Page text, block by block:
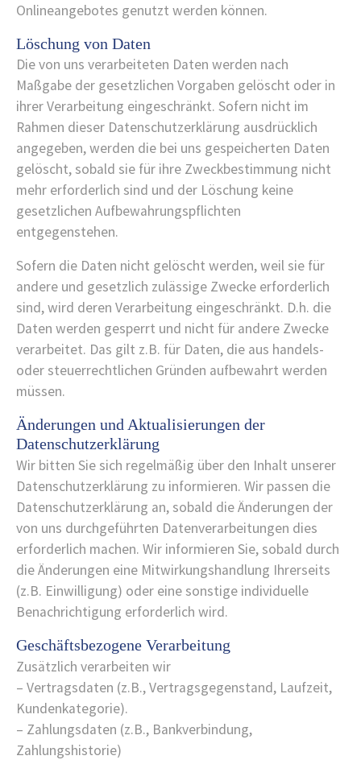
Onlineangebotes genutzt werden können.
Löschung von Daten
Die von uns verarbeiteten Daten werden nach
Maßgabe der gesetzlichen Vorgaben gelöscht oder in
ihrer Verarbeitung eingeschränkt. Sofern nicht im
Rahmen dieser Datenschutzerklärung ausdrücklich
angegeben, werden die bei uns gespeicherten Daten
gelöscht, sobald sie für ihre Zweckbestimmung nicht
mehr erforderlich sind und der Löschung keine
gesetzlichen Aufbewahrungspflichten
entgegenstehen.
Sofern die Daten nicht gelöscht werden, weil sie für
andere und gesetzlich zulässige Zwecke erforderlich
sind, wird deren Verarbeitung eingeschränkt. D.h. die
Daten werden gesperrt und nicht für andere Zwecke
verarbeitet. Das gilt z.B. für Daten, die aus handels-
oder steuerrechtlichen Gründen aufbewahrt werden
müssen.
Änderungen und Aktualisierungen der
Datenschutzerklärung
Wir bitten Sie sich regelmäßig über den Inhalt unserer
Datenschutzerklärung zu informieren. Wir passen die
Datenschutzerklärung an, sobald die Änderungen der
von uns durchgeführten Datenverarbeitungen dies
erforderlich machen. Wir informieren Sie, sobald durch
die Änderungen eine Mitwirkungshandlung Ihrerseits
(z.B. Einwilligung) oder eine sonstige individuelle
Benachrichtigung erforderlich wird.
Geschäftsbezogene Verarbeitung
Zusätzlich verarbeiten wir
– Vertragsdaten (z.B., Vertragsgegenstand, Laufzeit,
Kundenkategorie).
– Zahlungsdaten (z.B., Bankverbindung,
Zahlungshistorie)